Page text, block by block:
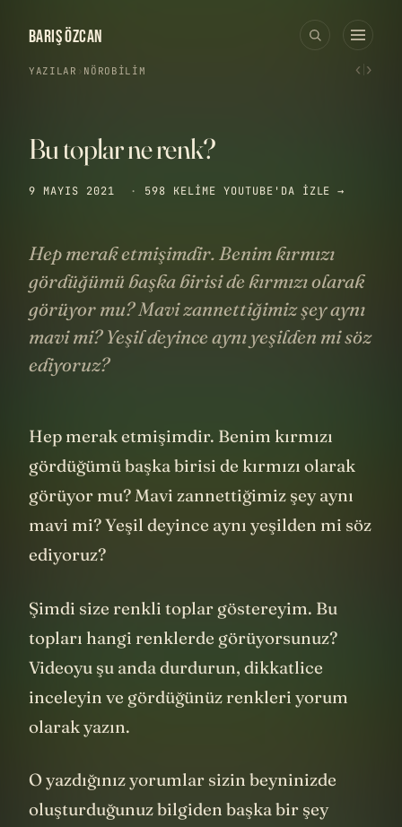
BARIŞ ÖZCAN
YAZILAR NÖROBILIM ‹ ›
Bu toplar ne renk?
9 MAYIS 2021 · 598 KELIME YOUTUBE'DA IZLE →
Hep merak etmişimdir. Benim kırmızı
gördüğümü başka birisi de kırmızı olarak
görüyor mu? Mavi zannettiğimiz şey aynı
mavi mi? Yeşil deyince aynı yeşilden mi söz
ediyoruz?
Hep merak etmişimdir. Benim kırmızı
gördüğümü başka birisi de kırmızı olarak
görüyor mu? Mavi zannettiğimiz şey aynı
mavi mi? Yeşil deyince aynı yeşilden mi söz
ediyoruz?
Şimdi size renkli toplar göstereyim. Bu
topları hangi renklerde görüyorsunuz?
Videoyu şu anda durdurun, dikkatlice
inceleyin ve gördüğünüz renkleri yorum
olarak yazın.
O yazdığınız yorumlar sizin beyninizde
oluşturduğunuz bilgiden başka bir şey